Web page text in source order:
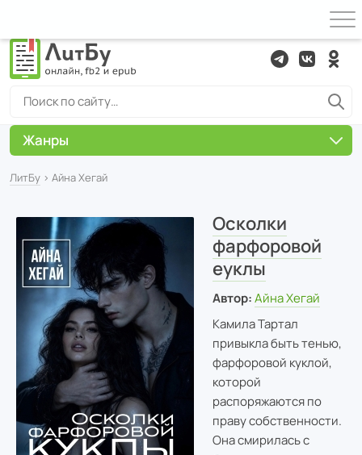
ЛитБу › Айна Хегай
Осколки
фарфоровой
еуклы
Автор: Айна Хегай
Камила Тартал
привыкла быть тенью,
фарфоровой куклой,
которой
распоряжаются по
праву собственности.
Она смирилась с
Жанры